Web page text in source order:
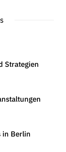
Strategien
in Berlin